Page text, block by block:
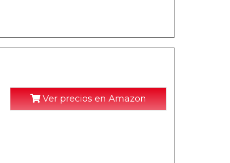
Ver precios en Amazon